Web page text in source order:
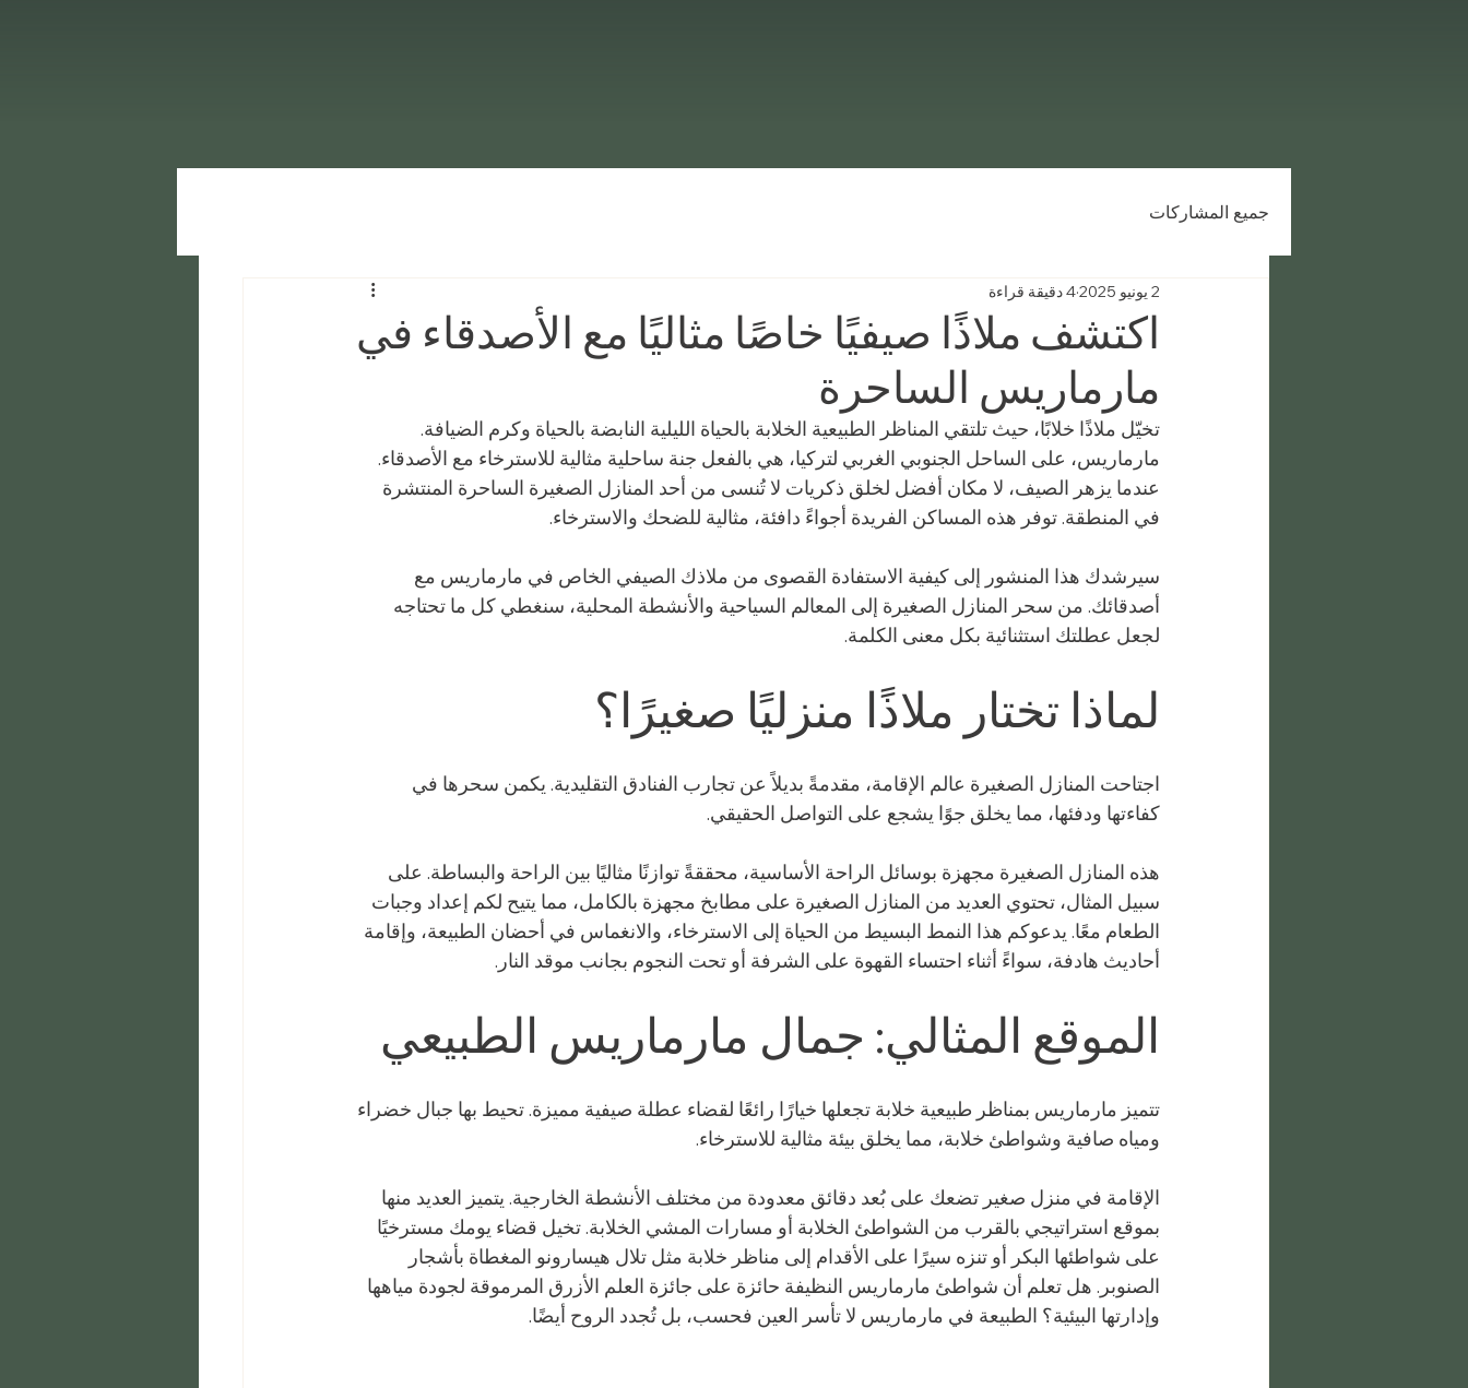
جميع المشاركات
اكتشف ملاذًا صيفيًا خاصًا مثاليًا مع الأصدقاء في
مارماريس الساحرة
2 يونيو 2025 4 دقيقة قراءة
تخيّل ملاذًا خلابًا، حيث تلتقي المناظر الطبيعية الخلابة بالحياة الليلية النابضة بالحياة وكرم الضيافة.
مارماريس، على الساحل الجنوبي الغربي لتركيا، هي بالفعل جنة ساحلية مثالية للاسترخاء مع الأصدقاء.
عندما يزهر الصيف، لا مكان أفضل لخلق ذكريات لا تُنسى من أحد المنازل الصغيرة الساحرة المنتشرة
في المنطقة. توفر هذه المساكن الفريدة أجواءً دافئة، مثالية للضحك والاسترخاء.
سيرشدك هذا المنشور إلى كيفية الاستفادة القصوى من ملاذك الصيفي الخاص في مارماريس مع
أصدقائك. من سحر المنازل الصغيرة إلى المعالم السياحية والأنشطة المحلية، سنغطي كل ما تحتاجه
لجعل عطلتك استثنائية بكل معنى الكلمة.
لماذا تختار ملاذًا منزليًا صغيرًا؟
اجتاحت المنازل الصغيرة عالم الإقامة، مقدمةً بديلاً عن تجارب الفنادق التقليدية. يكمن سحرها في
كفاءتها ودفئها، مما يخلق جوًا يشجع على التواصل الحقيقي.
هذه المنازل الصغيرة مجهزة بوسائل الراحة الأساسية، محققةً توازنًا مثاليًا بين الراحة والبساطة. على
سبيل المثال، تحتوي العديد من المنازل الصغيرة على مطابخ مجهزة بالكامل، مما يتيح لكم إعداد وجبات
الطعام معًا. يدعوكم هذا النمط البسيط من الحياة إلى الاسترخاء، والانغماس في أحضان الطبيعة، وإقامة
أحاديث هادفة، سواءً أثناء احتساء القهوة على الشرفة أو تحت النجوم بجانب موقد النار.
الموقع المثالي: جمال مارماريس الطبيعي
تتميز مارماريس بمناظر طبيعية خلابة تجعلها خيارًا رائعًا لقضاء عطلة صيفية مميزة. تحيط بها جبال خضراء
ومياه صافية وشواطئ خلابة، مما يخلق بيئة مثالية للاسترخاء.
الإقامة في منزل صغير تضعك على بُعد دقائق معدودة من مختلف الأنشطة الخارجية. يتميز العديد منها
بموقع استراتيجي بالقرب من الشواطئ الخلابة أو مسارات المشي الخلابة. تخيل قضاء يومك مسترخيًا
على شواطئها البكر أو تنزه سيرًا على الأقدام إلى مناظر خلابة مثل تلال هيسارونو المغطاة بأشجار
الصنوبر. هل تعلم أن شواطئ مارماريس النظيفة حائزة على جائزة العلم الأزرق المرموقة لجودة مياهها
وإدارتها البيئية؟ الطبيعة في مارماريس لا تأسر العين فحسب، بل تُجدد الروح أيضًا.